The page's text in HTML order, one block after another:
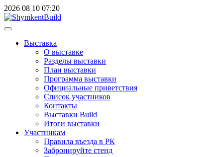
2026 08 10 07:20
Выставка
О выставке
Разделы выставки
План выставки
Программа выставки
Официальные приветствия
Cписок участников
Контакты
Выставки Build
Итоги выставки
Участникам
Правила въезда в РК
Забронируйте стенд